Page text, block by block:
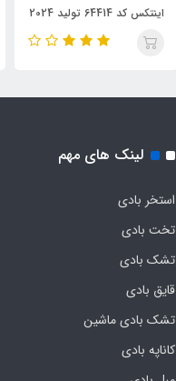
نفره اینتکس کد 64418 تولید
2024
لینک های مهم
استخر بادی
تخت بادی
تشک بادی
قایق بادی
تشک بادی ماشین
کاناپه بادی